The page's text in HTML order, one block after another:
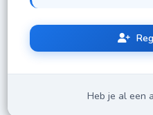
Heb je al een